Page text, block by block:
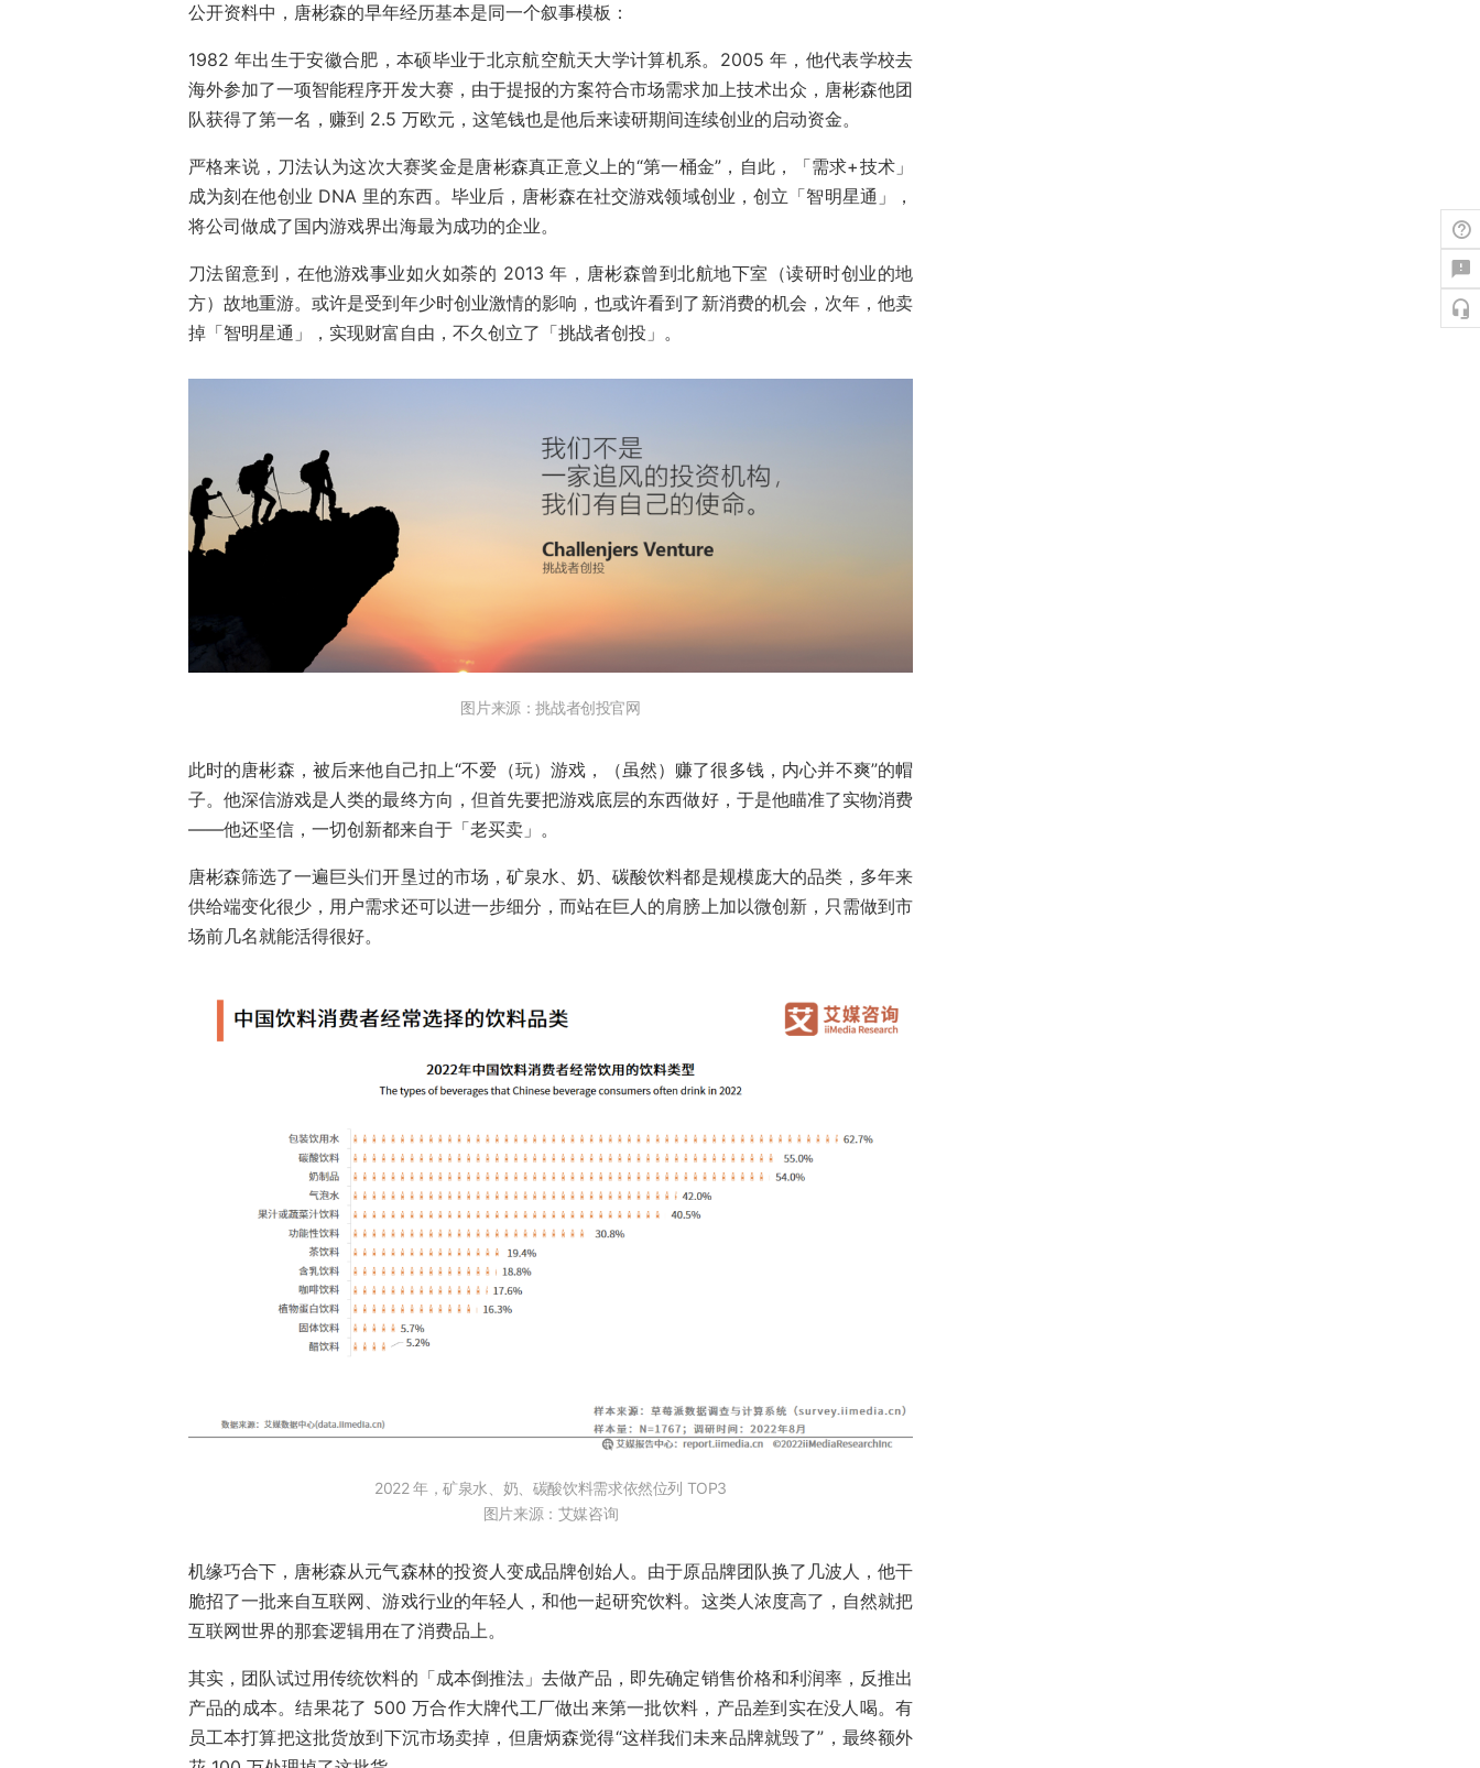
公开资料中，唐彬森的早年经历基本是同一个叙事模板：
1982 年出生于安徽合肥，本硕毕业于北京航空航天大学计算机系。2005 年，他代表学校去
海外参加了一项智能程序开发大赛，由于提报的方案符合市场需求加上技术出众，唐彬森他团
队获得了第一名，赚到 2.5 万欧元，这笔钱也是他后来读研期间连续创业的启动资金。
严格来说，刀法认为这次大赛奖金是唐彬森真正意义上的“第一桶金”，自此，「需求+技术」
成为刻在他创业 DNA 里的东西。毕业后，唐彬森在社交游戏领域创业，创立「智明星通」，
将公司做成了国内游戏界出海最为成功的企业。
刀法留意到，在他游戏事业如火如荼的 2013 年，唐彬森曾到北航地下室（读研时创业的地
方）故地重游。或许是受到年少时创业激情的影响，也或许看到了新消费的机会，次年，他卖
掉「智明星通」，实现财富自由，不久创立了「挑战者创投」。
图片来源：挑战者创投官网
此时的唐彬森，被后来他自己扣上“不爱（玩）游戏，（虽然）赚了很多钱，内心并不爽”的帽
子。他深信游戏是人类的最终方向，但首先要把游戏底层的东西做好，于是他瞄准了实物消费
——他还坚信，一切创新都来自于「老买卖」。
唐彬森筛选了一遍巨头们开垦过的市场，矿泉水、奶、碳酸饮料都是规模庞大的品类，多年来
供给端变化很少，用户需求还可以进一步细分，而站在巨人的肩膀上加以微创新，只需做到市
场前几名就能活得很好。
2022 年，矿泉水、奶、碳酸饮料需求依然位列 TOP3
图片来源：艾媒咨询
机缘巧合下，唐彬森从元气森林的投资人变成品牌创始人。由于原品牌团队换了几波人，他干
脆招了一批来自互联网、游戏行业的年轻人，和他一起研究饮料。这类人浓度高了，自然就把
互联网世界的那套逻辑用在了消费品上。
其实，团队试过用传统饮料的「成本倒推法」去做产品，即先确定销售价格和利润率，反推出
产品的成本。结果花了 500 万合作大牌代工厂做出来第一批饮料，产品差到实在没人喝。有
员工本打算把这批货放到下沉市场卖掉，但唐炳森觉得“这样我们未来品牌就毁了”，最终额外